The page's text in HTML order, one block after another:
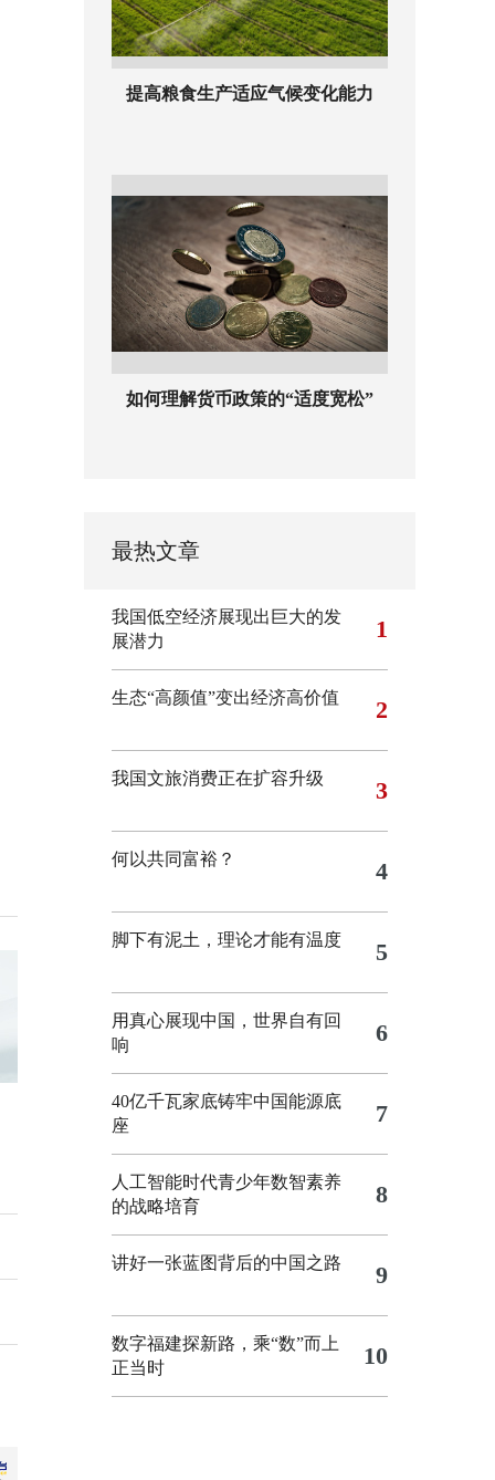
提高粮食生产适应气候变化能力
如何理解货币政策的“适度宽松”
最热文章
我国低空经济展现出巨大的发
展潜力
1
生态“高颜值”变出经济高价值 2
我国文旅消费正在扩容升级 3
何以共同富裕？ 4
脚下有泥土，理论才能有温度 5
用真心展现中国，世界自有回
响
6
40亿千瓦家底铸牢中国能源底
座
7
人工智能时代青少年数智素养
的战略培育
8
讲好一张蓝图背后的中国之路 9
数字福建探新路，乘“数”而上
正当时
10